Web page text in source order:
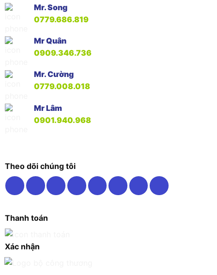
Mr. Song
0779.686.819
Mr Quân
0909.346.736
Mr. Cường
0779.008.018
Mr Lâm
0901.940.968
Theo dõi chúng tôi
Thanh toán
Xác nhận